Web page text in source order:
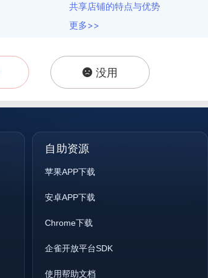
共享店铺的特点与优势
更多>>
没用
自助资源
苹果APP下载
安卓APP下载
Chrome下载
企雀开放平台SDK
使用帮助文档